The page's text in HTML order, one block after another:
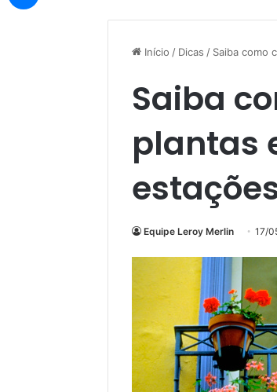
Início / Dicas / Saiba como
Saiba
plantas
Equipe Leroy Merlin 17/